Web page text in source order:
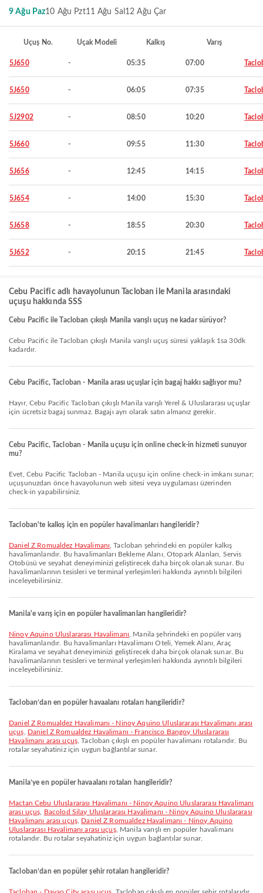
9 Ağu Paz10 Ağu Pzt11 Ağu Sal 12 Ağu Çar
Uçuş No. Uçak Modeli Kalkış Varış
5J650 - 05:35 07:00
5J650 - 06:05 07:35
5J2902 - 08:50 10:20
5J660 - 09:55 11:30
5J656 - 12:45 14:15
5J654 - 14:00 15:30
5J658 - 18:55 20:30
5J652 - 20:15 21:45
Cebu Pacific adlı havayolunun Tacloban ile Manila arasındaki
uçuşu hakkında SSS
Cebu Pacific ile Tacloban çıkışlı Manila varışlı uçuş ne kadar sürüyor?
Cebu Pacific ile Tacloban çıkışlı Manila varışlı uçuş süresi yaklaşık 1sa 30dk
kadardır.
Cebu Pacific, Tacloban - Manila arası uçuşlar için bagaj hakkı sağlıyor mu?
Hayır, Cebu Pacific Tacloban çıkışlı Manila varışlı Yerel & Uluslararası uçuşlar
için ücretsiz bagaj sunmaz. Bagajı ayrı olarak satın almanız gerekir.
Cebu Pacific, Tacloban - Manila uçuşu için online check-in hizmeti sunuyor
mu?
Evet, Cebu Pacific Tacloban - Manila uçuşu için online check-in imkanı sunar;
uçuşunuzdan önce havayolunun web sitesi veya uygulaması üzerinden
check-in yapabilirsiniz.
Tacloban'te kalkış için en popüler havalimanları hangileridir?
Daniel Z Romualdez Havalimanı , Tacloban şehrindeki en popüler kalkış
havalimanlarıdır. Bu havalimanları Bekleme Alanı, Otopark Alanları, Servis
Otobüsü ve seyahat deneyiminizi geliştirecek daha birçok olanak sunar. Bu
havalimanlarının tesisleri ve terminal yerleşimleri hakkında ayrıntılı bilgileri
inceleyebilirsiniz.
Manila'e varış için en popüler havalimanları hangileridir?
Ninoy Aquino Uluslararası Havalimanı , Manila şehrindeki en popüler varış
havalimanlarıdır. Bu havalimanları Havalimanı Oteli, Yemek Alanı, Araç
Kiralama ve seyahat deneyiminizi geliştirecek daha birçok olanak sunar. Bu
havalimanlarının tesisleri ve terminal yerleşimleri hakkında ayrıntılı bilgileri
inceleyebilirsiniz.
Tacloban’dan en popüler havaalanı rotaları hangileridir?
Daniel Z Romualdez Havalimanı - Ninoy Aquino Uluslararası Havalimanı arası
uçuş
Daniel Z Romualdez Havalimanı - Francisco Bangoy Uluslararası
Havalimanı arası uçuş, Tacloban çıkışlı en popüler havalimanı rotalarıdır. Bu
rotalar seyahatiniz için uygun bağlantılar sunar.
Manila’ye en popüler havaalanı rotaları hangileridir?
Mactan Cebu Uluslararası Havalimanı - Ninoy Aquino Uluslararası Havalimanı
arası uçuş
Bacolod Silay Uluslararası Havalimanı - Ninoy Aquino Uluslararası
Havalimanı arası uçuş, Daniel Z Romualdez Havalimanı - Ninoy Aquino
Uluslararası Havalimanı arası uçuş, Manila varışlı en popüler havalimanı
rotalarıdır. Bu rotalar seyahatiniz için uygun bağlantılar sunar.
Tacloban’dan en popüler şehir rotaları hangileridir?